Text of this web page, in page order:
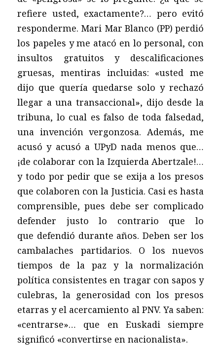
refiere usted, exactamente?… pero evitó
responderme. Mari Mar Blanco (PP) perdió
los papeles y me atacó en lo personal, con
insultos gratuitos y descalificaciones
gruesas, mentiras incluidas: «usted me
dijo que quería quedarse solo y rechazó
llegar a una transaccional», dijo desde la
tribuna, lo cual es falso de toda falsedad,
una invención vergonzosa. Además, me
acusó y acusó a UPyD nada menos que…
¡de colaborar con la Izquierda Abertzale!…
y todo por pedir que se exija a los presos
que colaboren con la Justicia. Casi es hasta
comprensible, pues debe ser complicado
defender justo lo contrario que lo
que defendió durante años. Deben ser los
cambalaches partidarios. O los nuevos
tiempos de la paz y la normalización
política consistentes en tragar con sapos y
culebras, la generosidad con los presos
etarras y el acercamiento al PNV. Ya saben:
«centrarse»… que en Euskadi siempre
significó «convertirse en nacionalista».